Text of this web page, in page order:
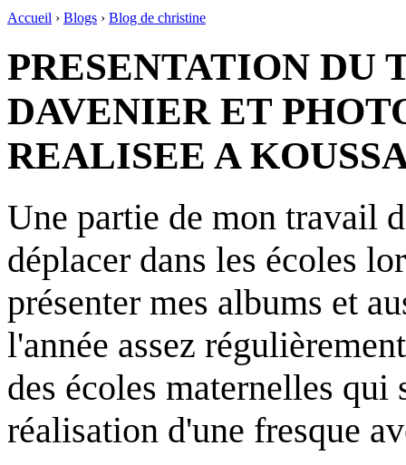
Accueil › Blogs › Blog de christine
PRESENTATION DU
DAVENIER ET
REALISEE A
Une partie de mon travail
déplacer dans les écoles
présenter mes albums et
l'année assez
des écoles maternelles
réalisation d'une fresque